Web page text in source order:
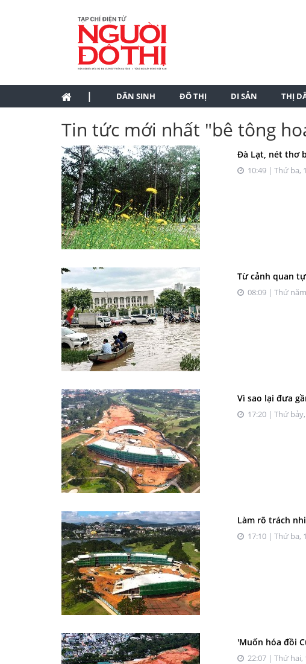
| DÂN SINH ĐÔ THỊ DI SẢN THỊ
Tin tức mới nhất "bê tông
Đà Lạt, nét thơ
10:49 | Thứ ba,
Từ cảnh quan
08:09 | Thứ
Vì sao lại đưa
17:20 | Thứ
Làm rõ trách
17:10 | Thứ ba,
'Muốn hóa đồi
22:07 | Thứ hai,